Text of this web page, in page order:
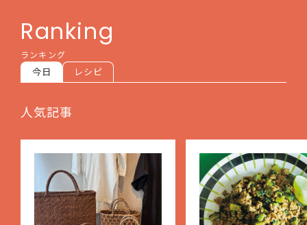
Ranking
ランキング
今日 レシピ
人気記事